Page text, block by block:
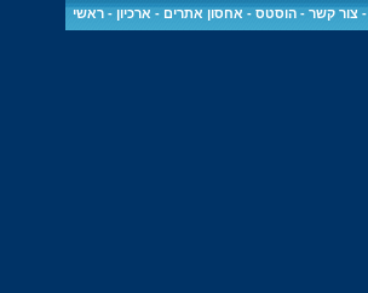
-צור קשר -הוסטס - אחסון אתרים - ארכיון -ראשי